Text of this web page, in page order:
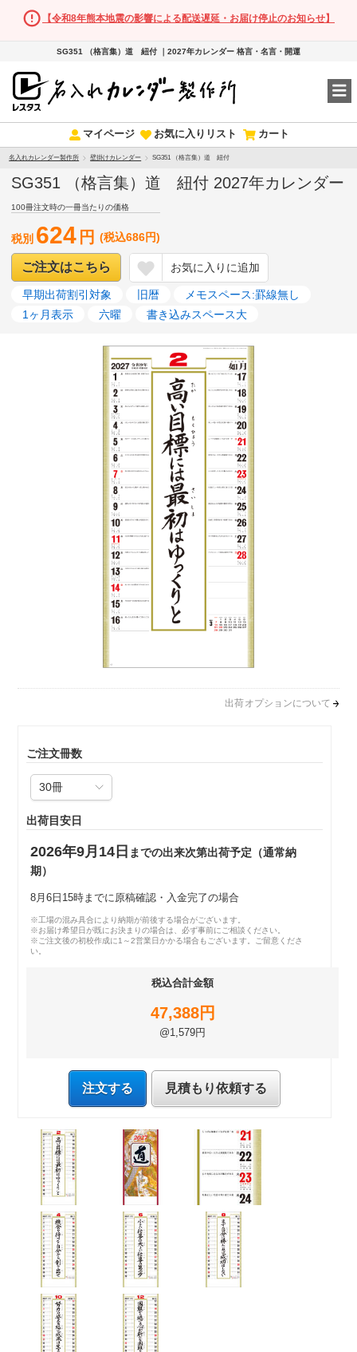
【令和8年熊本地震の影響による配送遅延・お届け停止のお知らせ】
SG351 （格言集）道 紐付 ｜2027年カレンダー 格言・名言・開運
マイページ お気に入りリスト カート
名入れカレンダー製作所 壁掛けカレンダー SG351 （格言集）道 紐付
SG351 （格言集）道 紐付 2027年カレンダー
100冊注文時の一冊当たりの価格
税別 624 円 (税込686円)
ご注文はこちら お気に入りに追加
早期出荷割引対象 旧暦
メモスペース:罫線無し
1ヶ月表示
六曜 書き込みスペース大
出荷オプションについて
ご注文冊数
出荷目安日
2026年9月14日 までの出来次第出荷予定（通常納
期）
8月6日15時までに原稿確認・入金完了の場合
※工場の混み具合により納期が前後する場合がございます。
※お届け希望日が既にお決まりの場合は、必ず事前にご相談ください。
※ご注文後の初校作成に1～2営業日かかる場合もございます。ご留意くださ
い。
税込合計金額
47,388円
@1,579円
注文する 見積もり依頼する